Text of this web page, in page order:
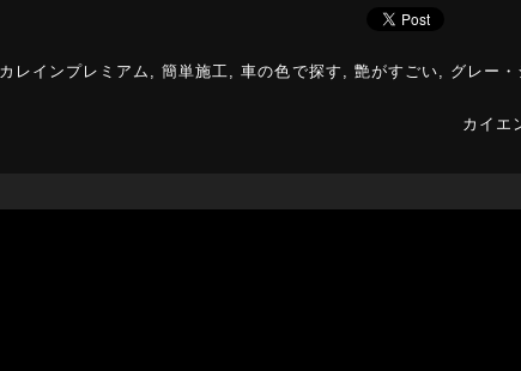
レインプレミアム,簡単施工,車の色で探す , 艶がすごい, グレー
カイエ